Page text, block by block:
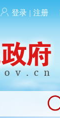
登录 | 注册